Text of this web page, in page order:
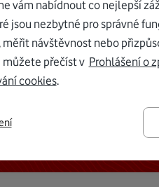
vám
150 Kč měsíčně
vám nabídnout co nejlepší
jsou nezbytné pro správné
měřit návštěvnost nebo
můžete přečíst v Prohlášení o
cookies.